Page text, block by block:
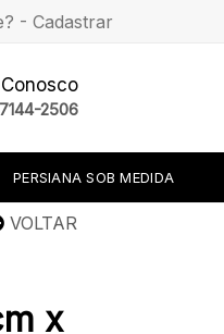
- Cadastrar
2506
PERSIANA SOB MEDIDA
VOLTAR
x